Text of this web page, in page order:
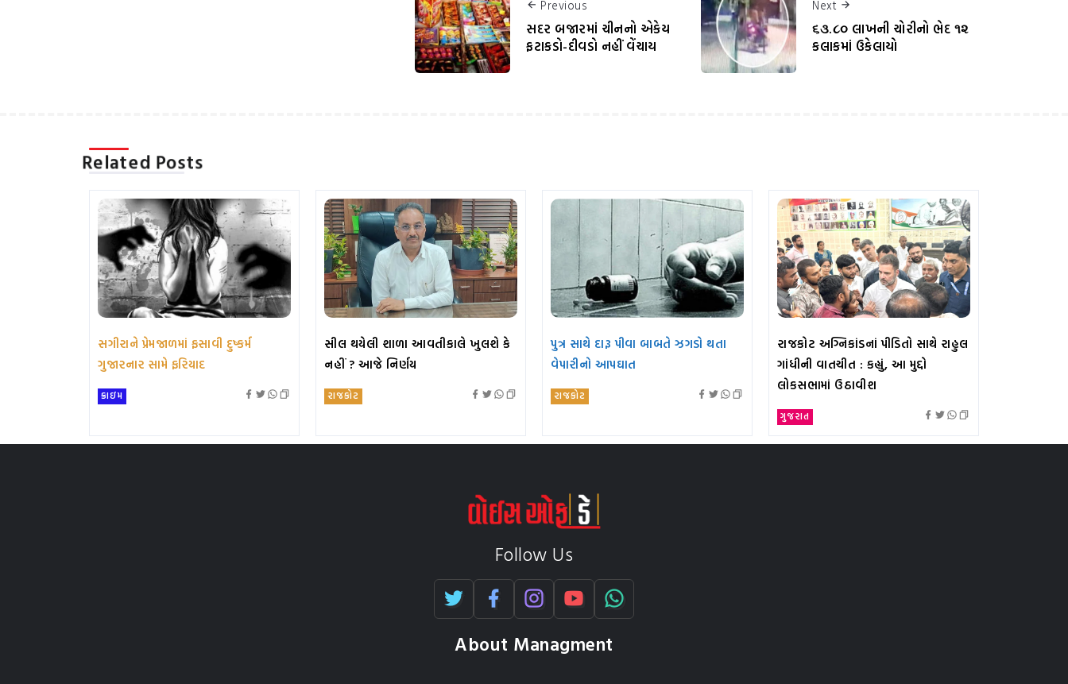
Previous
સદર બજારમાં ચીનનો એકેય
ફટાકડો-દીવડો નહીં વેંચાય
Next
૬૩.૮૦ લાખની ચોરીનો ભેદ ૧૨
કલાકમાં ઉકેલાયો
Related Posts
સગીરાને પ્રેમજાળમાં ફસાવી દુષ્કર્મ
ગુજારનાર સામે ફરિયાદ
ક્રાઇમ
સીલ થયેલી શાળા આવતીકાલે ખુલશે કે
નહીં ? આજે નિર્ણય
રાજકોટ
પુત્ર સાથે દારૂ પીવા બાબતે ઝગડો થતા
વેપારીનો આપઘાત
રાજકોટ
રાજકોટ અગ્નિકાંડનાં પીડિતો સાથે રાહુલ
ગાંધીની વાતચીત : કહ્યું, આ મુદ્દો
લોકસભામાં ઉઠાવીશ
ગુજરાત
Follow Us
About Managment